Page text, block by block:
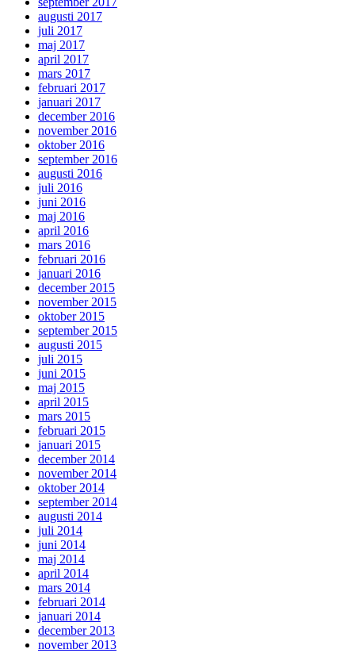
augusti 2017
juli 2017
maj 2017
april 2017
mars 2017
februari 2017
januari 2017
december 2016
november 2016
oktober 2016
september 2016
augusti 2016
juli 2016
juni 2016
maj 2016
april 2016
mars 2016
februari 2016
januari 2016
december 2015
november 2015
oktober 2015
september 2015
augusti 2015
juli 2015
juni 2015
maj 2015
april 2015
mars 2015
februari 2015
januari 2015
december 2014
november 2014
oktober 2014
september 2014
augusti 2014
juli 2014
juni 2014
maj 2014
april 2014
mars 2014
februari 2014
januari 2014
december 2013
november 2013